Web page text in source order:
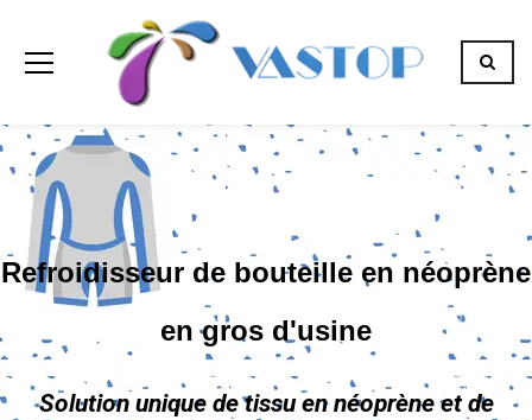
Refroidisseur de bouteille en néoprène
en gros d'usine
Solution unique de tissu en néoprène et de